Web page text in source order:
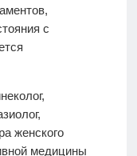
с
женского
медицины